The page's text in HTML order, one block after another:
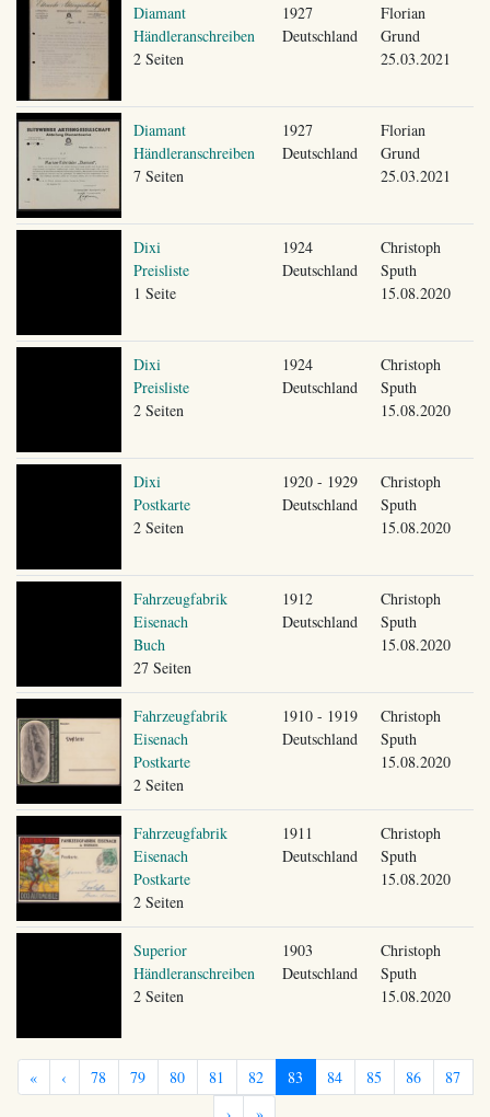
Diamant
Händleranschreiben
2 Seiten
1927
Deutschland
Florian
Grund
25.03.2021
Diamant
Händleranschreiben
7 Seiten
1927
Deutschland
Florian
Grund
25.03.2021
Dixi
Preisliste
1 Seite
1924
Deutschland
Christoph
Sputh
15.08.2020
Dixi
Preisliste
2 Seiten
1924
Deutschland
Christoph
Sputh
15.08.2020
Dixi
Postkarte
2 Seiten
1920 - 1929
Deutschland
Christoph
Sputh
15.08.2020
Fahrzeugfabrik
Eisenach
Buch
27 Seiten
1912
Deutschland
Christoph
Sputh
15.08.2020
Fahrzeugfabrik
Eisenach
Postkarte
2 Seiten
1910 - 1919
Deutschland
Christoph
Sputh
15.08.2020
Fahrzeugfabrik
Eisenach
Postkarte
2 Seiten
1911
Deutschland
Christoph
Sputh
15.08.2020
Superior
Händleranschreiben
2 Seiten
1903
Deutschland
Christoph
Sputh
15.08.2020
« ‹ 78 79 80 81 82 83 84 85 86
87
›
»